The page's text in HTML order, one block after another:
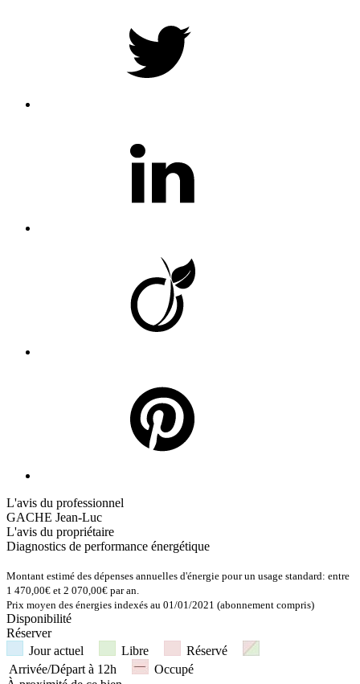
L'avis du professionnel
GACHE Jean-Luc
L'avis du propriétaire
Diagnostics de performance énergétique
Montant estimé des dépenses annuelles d'énergie pour un usage standard: entre
1 470,00€ et 2 070,00€ par an.
Prix moyen des énergies indexés au 01/01/2021 (abonnement compris)
Disponibilité
Réserver
Jour actuel
Libre
Réservé
Arrivée/Départ à 12h
Occupé